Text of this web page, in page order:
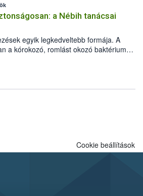
lehetőség a károsító elleni további
készítmény kis kiszerelésben kiskerti
elérhető és ökológiai termesztésben is
a Nébih tanácsai
egyik legkedveltebb formája. A
a kórokozó, romlást okozó baktériumok
is kedvez. A szabadtéri sütögetés
sütési technikáról szól: legalább
a megfelelő hőkezelés, valamint a
Oktatási Programja összegyűjtötte a
Cookie beállítások